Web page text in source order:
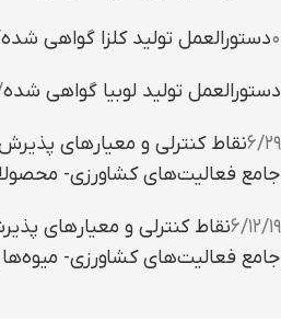
۰دستورالعمل تولید کلزا گواهی شده
دستورالعمل تولید لوبیا گواهی شده
۶/۲۹
نقاط کنترلی و معیارهای
جامع فعالیت‌های کشاورزی-
۶/۱۲/۱۹نقاط کنترلی و معیارهای
جامع فعالیت‌های کشاورزی-